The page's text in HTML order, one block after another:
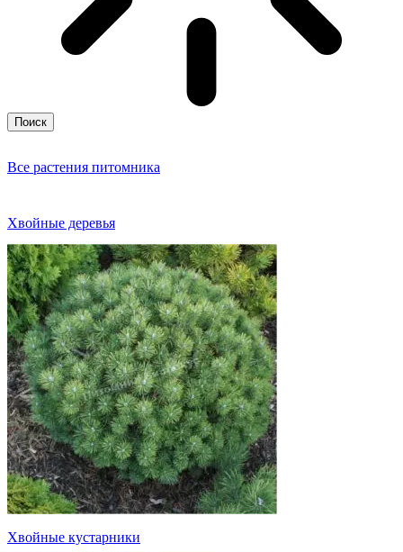
Поиск
Все растения питомника
Хвойные деревья
Хвойные кустарники